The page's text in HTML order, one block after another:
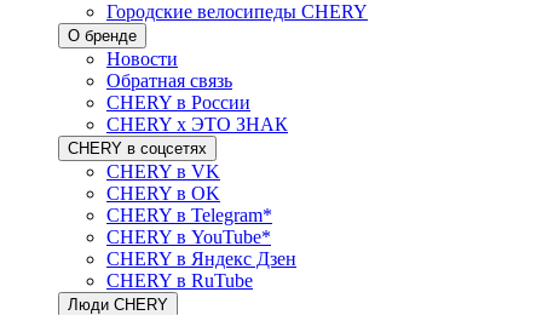
Городские велосипеды CHERY
О бренде
Новости
Обратная связь
CHERY в России
CHERY x ЭТО ЗНАК
CHERY в соцсетях
CHERY в VK
CHERY в OK
CHERY в Telegram*
CHERY в YouTube*
CHERY в Яндекс Дзен
CHERY в RuTube
Люди CHERY